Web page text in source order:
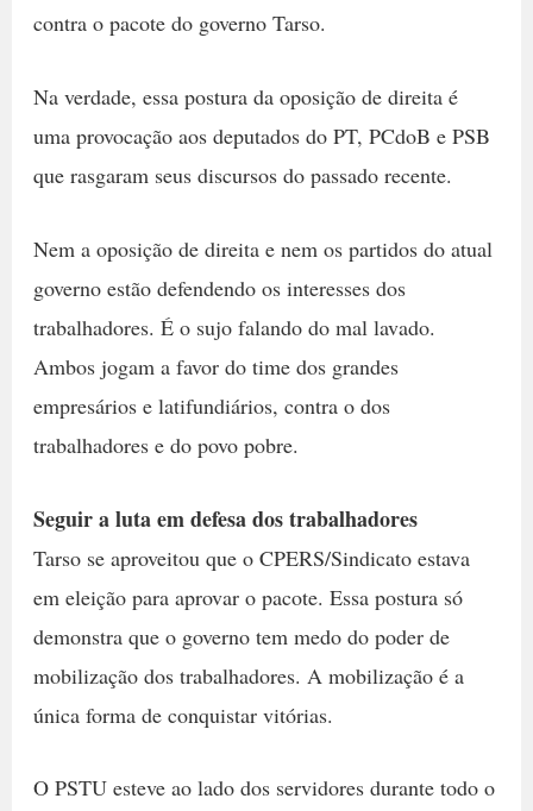
contra o pacote do governo Tarso.
Na verdade, essa postura da oposição de direita é
uma provocação aos deputados do PT, PCdoB e PSB
que rasgaram seus discursos do passado recente.
Nem a oposição de direita e nem os partidos do atual
governo estão defendendo os interesses dos
trabalhadores. É o sujo falando do mal lavado.
Ambos jogam a favor do time dos grandes
empresários e latifundiários, contra o dos
trabalhadores e do povo pobre.
Seguir a luta em defesa dos trabalhadores
Tarso se aproveitou que o CPERS/Sindicato estava
em eleição para aprovar o pacote. Essa postura só
demonstra que o governo tem medo do poder de
mobilização dos trabalhadores. A mobilização é a
única forma de conquistar vitórias.
O PSTU esteve ao lado dos servidores durante todo o